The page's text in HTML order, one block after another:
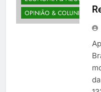
OPINIÃO & COLUNISTAS